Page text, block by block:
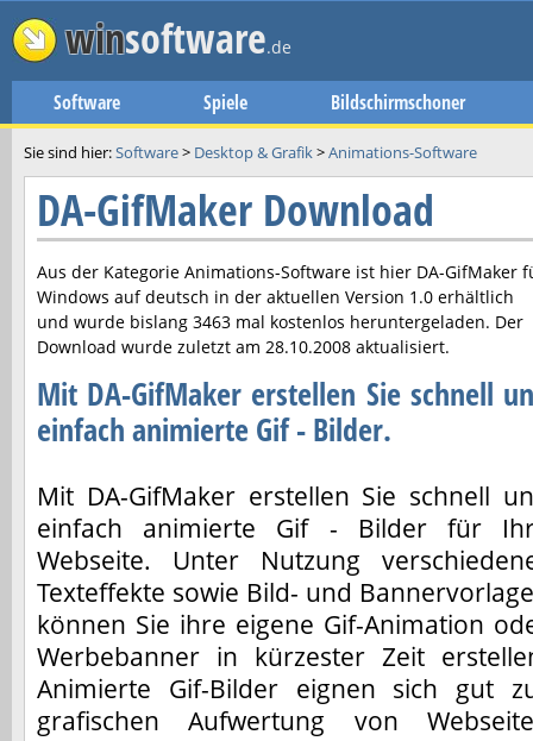
winsoftware.de
Software Spiele Bildschirmschoner
Sie sind hier:Software> Desktop & Grafik>Animations-Software
DA-GifMaker Download
Aus der Kategorie Animations-Software ist hier DA-GifMaker
Windows auf deutsch in der aktuellen Version 1.0 erhältlich
und wurde bislang 3463 mal kostenlos heruntergeladen. Der
Download wurde zuletzt am 28.10.2008 aktualisiert.
Mit DA-GifMaker erstellen Sie schnell
einfach animierte Gif - Bilder.
Mit DA-GifMaker erstellen Sie schnell
einfach animierte Gif - Bilder für
Webseite. Unter Nutzung
Texteffekte sowie Bild- und
können Sie ihre eigene Gif-Animation
Werbebanner in kürzester Zeit
Animierte Gif-Bilder eignen sich gut
grafischen Aufwertung von